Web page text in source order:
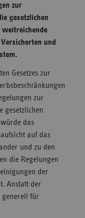
zur
gesetzlichen
weitreichende
und
Gesetzes zur
zur
gesetzlichen
das
auf das
und zu den
die Regelungen
der
Anstatt der
generell für